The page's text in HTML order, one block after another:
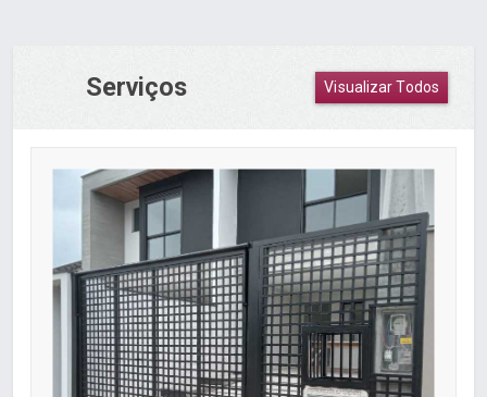
Serviços Visualizar Todos